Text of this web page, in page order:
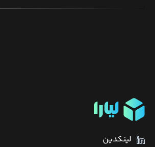
لینکدین